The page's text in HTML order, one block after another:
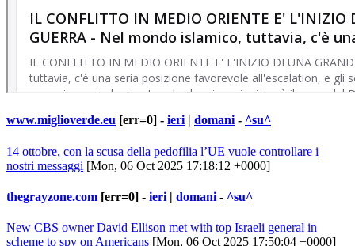
www.miglioverde.eu [err=0] - ieri | domani - ^su^
14 ottobre, con la scusa della pedofilia l’UE vuole controllare i
nostri messaggi [Mon, 06 Oct 2025 17:18:12 +0000]
thegrayzone.com [err=0] - ieri | domani - ^su^
New CBS owner David Ellison met with top Israeli general in
scheme to spy on Americans [Mon, 06 Oct 2025 17:50:04 +0000]